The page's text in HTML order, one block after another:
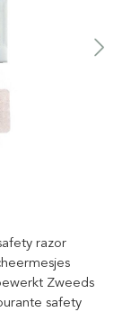
razor
Zweeds
safety